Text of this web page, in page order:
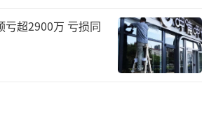
亏超2900万 亏损同